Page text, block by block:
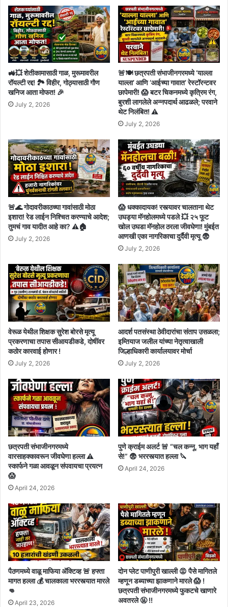
🚜💥 शेतीकामासाठी गाळ, मुरूमावरील
रॉयल्टी रद्द! 🏞️ विहीर, गोठ्यासाठी गौण
खनिज आता मोफत! 🎉
July 2, 2026
🚨🍽️ छत्रपती संभाजीनगरमध्ये ‘याल्ला
याल्ला’ आणि ‘आईच्या गावात’ रेस्टॉरन्टवर
छापेमारी! 😱 बटर चिकनमध्ये कृत्रिम रंग,
बुरशी लागलेले अन्नपदार्थ आढळले; परवाने
थेट निलंबित! ⚠️
July 2, 2026
🚨🌊 गोदावरीकाठच्या गावांसाठी मोठा
इशारा! रेड लाईन निश्चित करण्याचे आदेश;
तुमचं गाव यादीत आहे का? ⚠️🏠
July 2, 2026
😱 धक्कादायक! रस्त्यावर चालताना थेट
उघड्या मॅनहोलमध्ये पडले 💥 २५ फूट
खोल उघडा मॅनहोल ठरला जीवघेणा! मुंबईत
आणखी एका नागरिकाचा दुर्दैवी मृत्यू 😨
July 2, 2026
वेरूळ येथील शिक्षक सुरेश बोरसे मृत्यू
प्रकरणाचा तपास सीआयडीकडे, दोषींवर
कठोर कारवाई होणार !
July 2, 2026
आदर्श पतसंस्था ठेवीदारांचा संताप उसळला;
इम्तियाज जलील यांच्या नेतृत्वाखाली
जिल्हाधिकारी कार्यालयावर मोर्चा
July 2, 2026
छत्रपती संभाजीनगरमध्ये
वारसाहक्कावरून जीवघेणा हल्ला ⚠️
स्कार्फने गळा आवळून संपवायचा प्रयत्न
😱
April 24, 2026
पुणे क्राईम अलर्ट 🚨 “चल कन्नू, भाग यहाँ
से!” 😨 भररस्त्यात हल्ला 🔪
April 24, 2026
पैठणमध्ये वाळू माफिया अ‍ॅक्टिव्ह 🚨 हफ्ता
मागत हल्ला 💰 चालकाला भररस्त्यात मारले
👊
April 23, 2026
दोन प्लेट पाणीपुरी खाल्ली 😡 पैसे मागितले
म्हणून डब्याच्या झाकणाने मारले 😱 !
छत्रपती संभाजीनगरमध्ये फुकटचे खाणारे
अवतरले 🤬 !!